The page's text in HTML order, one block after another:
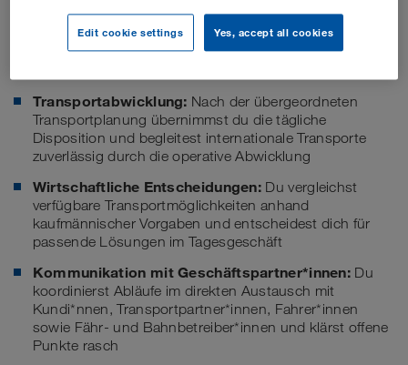
Stellenbeschreibung
Transportabwicklung: Nach der übergeordneten
Transportplanung übernimmst du die tägliche
Disposition und begleitest internationale Transporte
zuverlässig durch die operative Abwicklung
Wirtschaftliche Entscheidungen: Du vergleichst
verfügbare Transportmöglichkeiten anhand
kaufmännischer Vorgaben und entscheidest dich für
passende Lösungen im Tagesgeschäft
Kommunikation mit Geschäftspartner*innen: Du
koordinierst Abläufe im direkten Austausch mit
Kundi*nnen, Transportpartner*innen, Fahrer*innen
sowie Fähr- und Bahnbetreiber*innen und klärst offene
Punkte rasch
Edit cookie settings Yes, accept all cookies